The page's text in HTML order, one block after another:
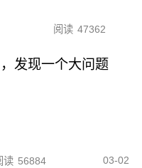
阅读 47362
发现一个大问题
读 56884 03-02